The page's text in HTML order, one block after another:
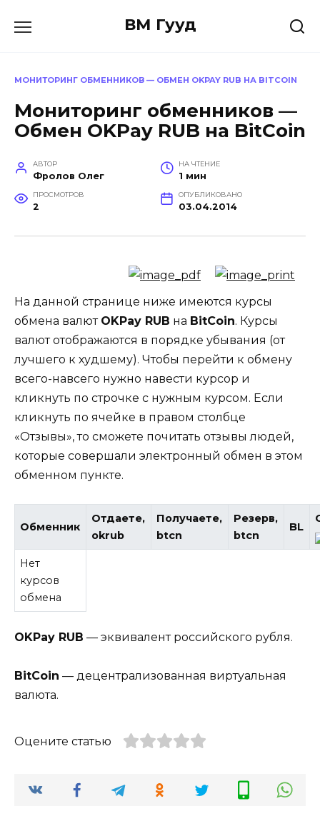
ВМ Гууд
МОНИТОРИНГ ОБМЕННИКОВ — ОБМЕН OKPAY RUB НА BITCOIN
Мониторинг обменников —
Обмен OKPay RUB на BitCoin
АВТОР
Фролов Олег
НА ЧТЕНИЕ
1 мин
ПРОСМОТРОВ
2
ОПУБЛИКОВАНО
03.04.2014
На данной странице ниже имеются курсы
обмена валют OKPay RUB на BitCoin. Курсы
валют отображаются в порядке убывания (от
лучшего к худшему). Чтобы перейти к обмену
всего-навсего нужно навести курсор и
кликнуть по строчке с нужным курсом. Если
кликнуть по ячейке в правом столбце
«Отзывы», то сможете почитать отзывы людей,
которые совершали электронный обмен в этом
обменном пункте.
Обменник
Отдаете,
okrub
Получаете,
btcn
Резерв,
btcn
BL
Нет
курсов
обмена
OKPay RUB — эквивалент российского рубля.
BitCoin — децентрализованная виртуальная
валюта.
Оцените статью